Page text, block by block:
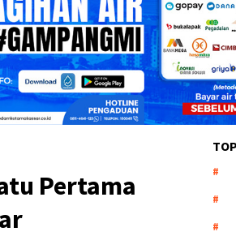
Pertama